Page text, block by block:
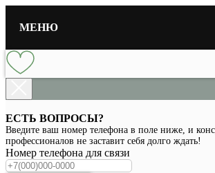
МЕНЮ
ЕСТЬ ВОПРОСЫ?
Введите ваш номер телефона в поле ниже, и
профессионалов не заставит себя долго ждать!
Номер телефона для связи